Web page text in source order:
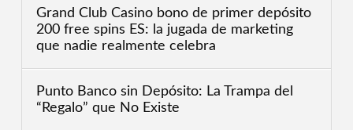
Grand Club Casino bono de primer depósito
200 free spins ES: la jugada de marketing
que nadie realmente celebra
Punto Banco sin Depósito: La Trampa del
“Regalo” que No Existe